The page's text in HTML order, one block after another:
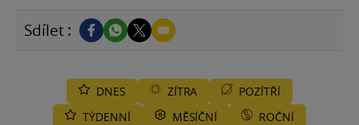
Sdílet :
DNES ZÍTRA
POZÍTŘÍ
TÝDENNÍ
MĚSÍČNÍ
ROČNÍ